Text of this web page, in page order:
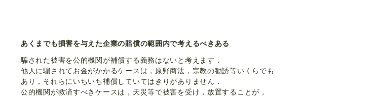
あくまでも損害を与えた企業の賠償の範囲内で考えるべきある
騙された被害を公的機関が補償する義務はないと考えます．
他人に騙されてお金がかかるケースは，原野商法，宗教の勧誘等いくらでも
あり，それらにいちいち補償していてはきりがありません．
公的機関が救済すべきケースは，天災等で被害を受け，放置することが，